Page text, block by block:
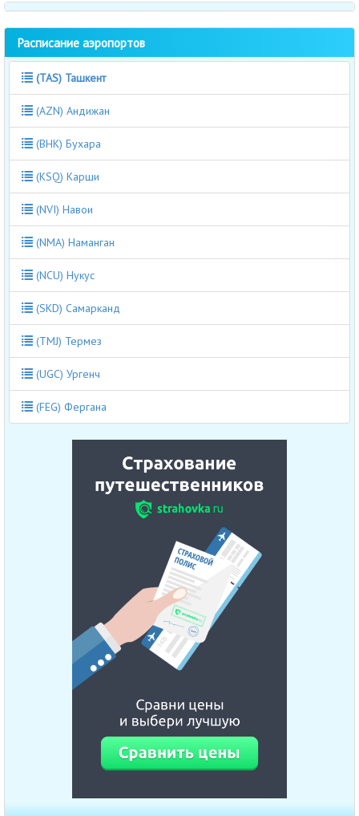
Расписание аэропортов
(TAS) Ташкент
(AZN) Андижан
(BHK) Бухара
(KSQ) Карши
(NVI) Навои
(NMA) Наманган
(NCU) Нукус
(SKD) Самарканд
(TMJ) Термез
(UGC) Ургенч
(FEG) Фергана